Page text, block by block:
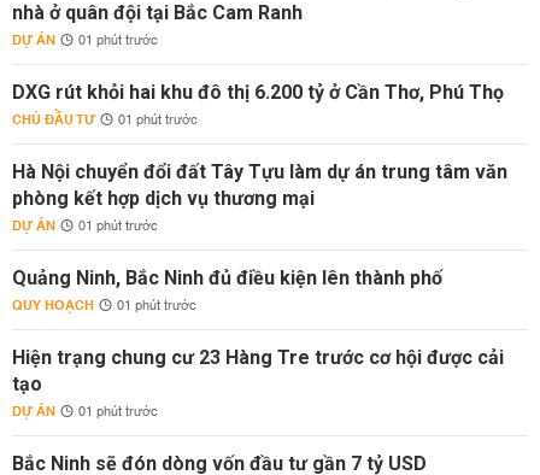
nhà ở quân đội tại Bắc Cam Ranh
DỰ ÁN 01 phút trước
DXG rút khỏi hai khu đô thị 6.200 tỷ ở Cần Thơ, Phú Thọ
CHỦ ĐẦU TƯ 01 phút trước
Hà Nội chuyển đổi đất Tây Tựu làm dự án trung tâm văn
phòng kết hợp dịch vụ thương mại
DỰ ÁN 01 phút trước
Quảng Ninh, Bắc Ninh đủ điều kiện lên thành phố
QUY HOẠCH 01 phút trước
Hiện trạng chung cư 23 Hàng Tre trước cơ hội được cải
tạo
DỰ ÁN 01 phút trước
Bắc Ninh sẽ đón dòng vốn đầu tư gần 7 tỷ USD